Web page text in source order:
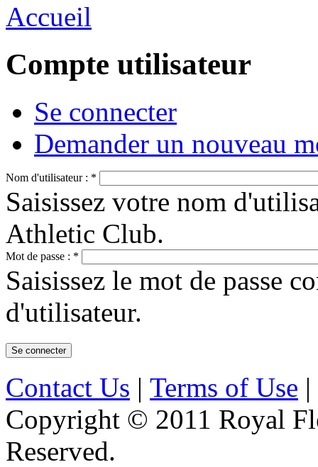
Accueil
Compte utilisateur
Se connecter
Demander un nouveau
Nom d'utilisateur : *
Saisissez votre nom
Athletic Club.
Mot de passe : *
Saisissez le mot de passe
d'utilisateur.
Contact Us | Terms of Use |
Copyright © 2011 Royal
Reserved.